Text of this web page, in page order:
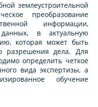
землеустроительной
преобразование
информации,
в актуальную
которая может быть
разрешения дела. Для
определить четкое
вида экспертизы, а
обучение